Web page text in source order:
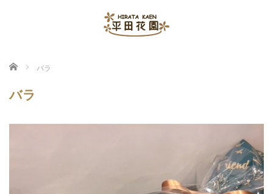
ホーム バラ
バラ